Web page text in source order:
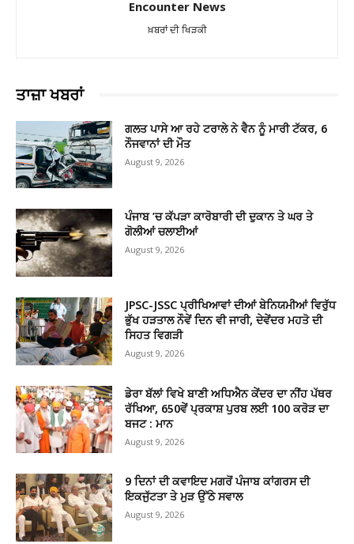
Encounter News
ਖ਼ਬਰਾਂ ਦੀ ਖਿੜਕੀ
ਤਾਜ਼ਾ ਖਬਰਾਂ
ਗਲਤ ਪਾਸੇ ਆ ਰਹੇ ਟਰਾਲੇ ਨੇ ਵੈਨ ਨੂੰ ਮਾਰੀ ਟੱਕਰ, 6
ਨੌਜਵਾਨਾਂ ਦੀ ਮੌਤ
August 9, 2026
ਪੰਜਾਬ ’ਚ ਕੱਪੜਾ ਕਾਰੋਬਾਰੀ ਦੀ ਦੁਕਾਨ ਤੇ ਘਰ ਤੇ
ਗੋਲੀਆਂ ਚਲਾਈਆਂ
August 9, 2026
JPSC-JSSC ਪ੍ਰੀਖਿਆਵਾਂ ਦੀਆਂ ਬੇਨਿਯਮੀਆਂ ਵਿਰੁੱਧ
ਭੁੱਖ ਹੜਤਾਲ ਨੌਵੇਂ ਦਿਨ ਵੀ ਜਾਰੀ, ਦੇਵੇਂਦਰ ਮਹਤੋ ਦੀ
ਸਿਹਤ ਵਿਗੜੀ
August 9, 2026
ਡੇਰਾ ਬੱਲਾਂ ਵਿਖੇ ਬਾਣੀ ਅਧਿਐਨ ਕੇਂਦਰ ਦਾ ਨੀਂਹ ਪੱਥਰ
ਰੱਖਿਆ, 650ਵੇਂ ਪ੍ਰਕਾਸ਼ ਪੁਰਬ ਲਈ 100 ਕਰੋੜ ਦਾ
ਬਜਟ : ਮਾਨ
August 9, 2026
9 ਦਿਨਾਂ ਦੀ ਕਵਾਇਦ ਮਗਰੋਂ ਪੰਜਾਬ ਕਾਂਗਰਸ ਦੀ
ਇਕਜੁੱਟਤਾ ਤੇ ਮੁੜ ਉੱਠੇ ਸਵਾਲ
August 9, 2026